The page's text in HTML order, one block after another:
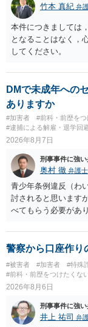
竹本 真紀 弁
本件につきましては
となることはなく，
してください。
DMで未成年への
ありますか
#加害者 #前科・前歴を
#逮捕による解雇・退学回
2026年8月7日
刑事事件に強
奥村 徹 弁護士
青少年条例違反（わ
討されると思います
べてもらう必要があ
警察から口座作り
#被害者 #加害者 #特殊
#前科・前歴をつけたくな
2026年8月6日
刑事事件に強
井上 祐司 弁